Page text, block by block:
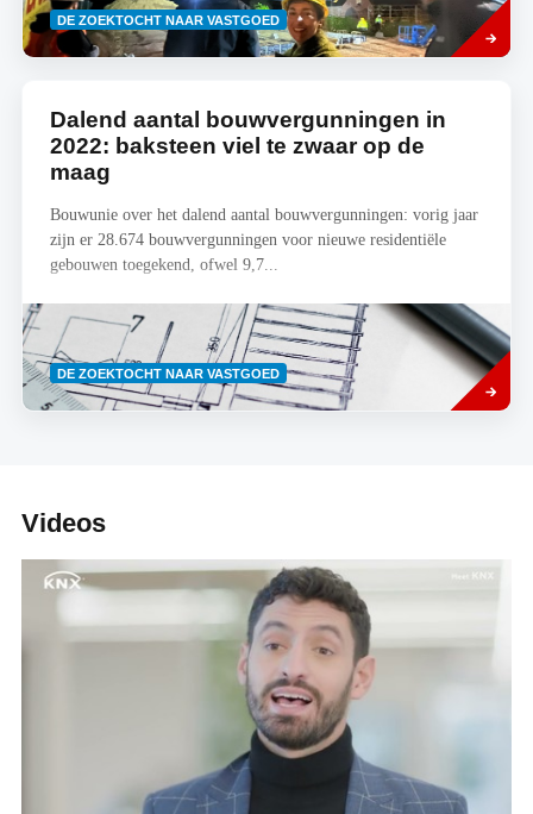
DE ZOEKTOCHT NAAR VASTGOED
Lees
meer
Dalend aantal bouwvergunningen in
2022: baksteen viel te zwaar op de
maag
Bouwunie over het dalend aantal bouwvergunningen: vorig jaar
zijn er 28.674 bouwvergunningen voor nieuwe residentiële
gebouwen toegekend, ofwel 9,7...
DE ZOEKTOCHT NAAR VASTGOED
Lees
meer
Videos